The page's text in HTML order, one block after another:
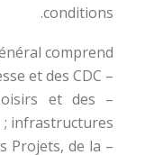
conditions.
comprend :
– la Direction de la Jeunesse et des CDC ;
et des
infrastructures ;
Projets, de la